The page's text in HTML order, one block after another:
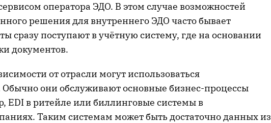
оператора ЭДО. В этом случае возможностей
решения для внутреннего ЭДО часто бывает
сразу поступают в учётную систему, где на основании
документов.
от отрасли могут использоваться
они обслуживают основные бизнес-процессы
в ритейле или биллинговые системы в
Таким системам может быть достаточно данных из